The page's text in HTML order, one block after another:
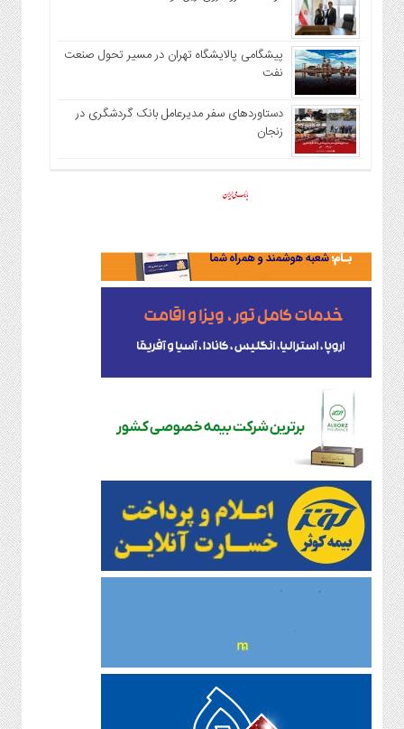
پیشگامی پالایشگاه تهران در مسیر تحول صنعت
نفت
دستاوردهای سفر مدیرعامل بانک گردشگری در
زنجان